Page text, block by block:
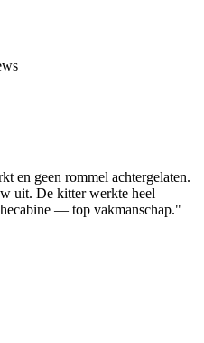
en geen rommel achtergelaten.
uit. De kitter werkte heel
— top vakmanschap."